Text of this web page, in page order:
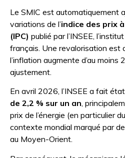
Le SMIC est automatiquement
variations de l’indice des prix
(IPC) publié par l’INSEE,
français. Une revalorisation est
l’inflation augmente d’au moins
ajustement.
En avril 2026, l’INSEE a fait état
de 2,2 % sur un an,
prix de l’énergie (en particulier
contexte mondial marqué par
au Moyen-Orient.